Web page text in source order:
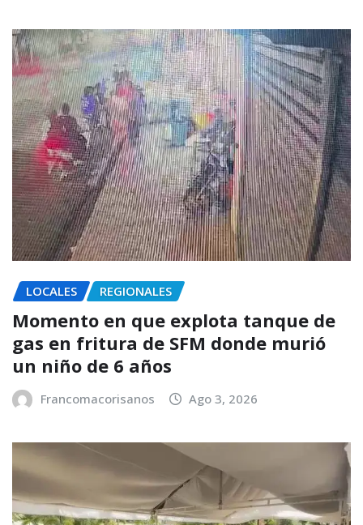
LOCALES REGIONALES
Momento en que explota tanque de
gas en fritura de SFM donde murió
un niño de 6 años
Francomacorisanos Ago 3, 2026